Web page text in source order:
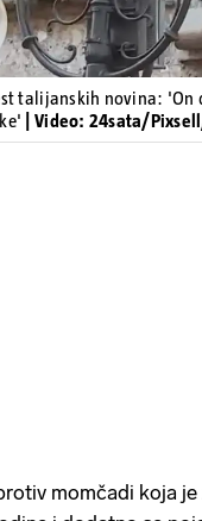
talijanskih novina: 'On
| Video: 24sata/
momčadi koja